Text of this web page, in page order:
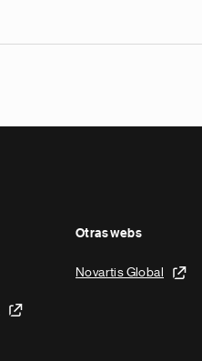
Otras webs
Novartis Global